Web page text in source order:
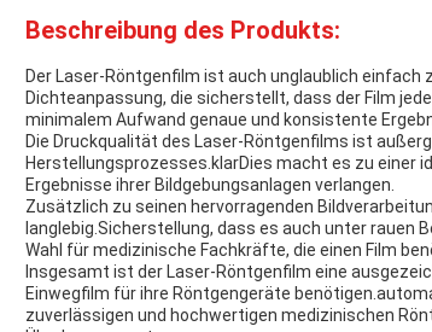
Beschreibung des Produkts:
Der Laser-Röntgenfilm ist auch unglaublich
Dichteanpassung, die sicherstellt, dass der Film
minimalem Aufwand genaue und konsistente
Die Druckqualität des Laser-Röntgenfilms ist
Herstellungsprozesses.klarDies macht es zu einer
Ergebnisse ihrer Bildgebungsanlagen verlangen.
Zusätzlich zu seinen hervorragenden
langlebig.Sicherstellung, dass es auch unter rauen
Wahl für medizinische Fachkräfte, die einen Film
Insgesamt ist der Laser-Röntgenfilm eine
Einwegfilm für ihre Röntgengeräte
zuverlässigen und hochwertigen medizinischen